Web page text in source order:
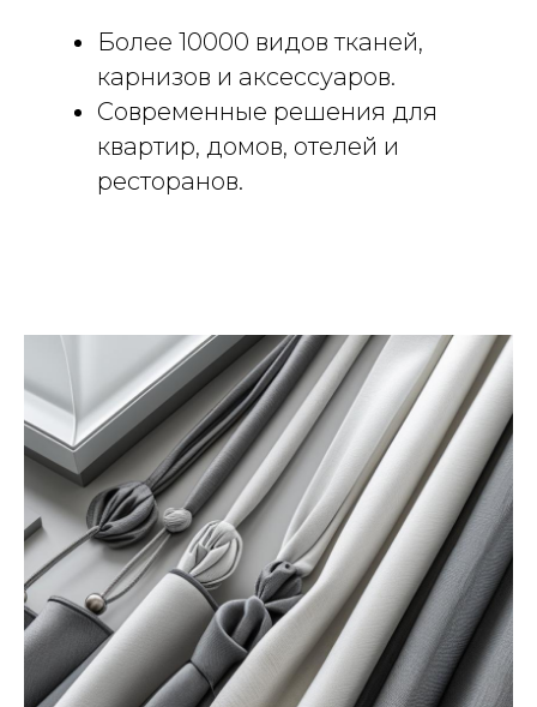
Более 10000 видов тканей,
карнизов и аксессуаров.
Современные решения для
квартир, домов, отелей и
ресторанов.